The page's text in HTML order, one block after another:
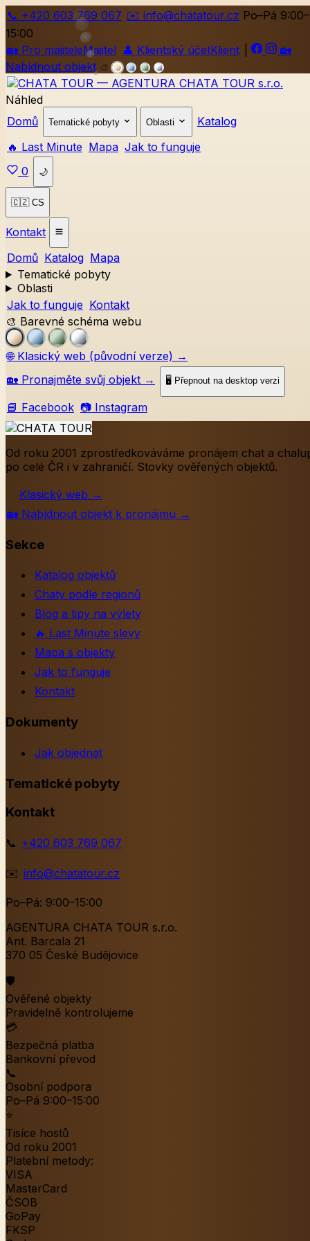
📞 +420 603 769 067 ✉️ info@chatatour.cz Po–Pá 9:00–
15:00
🏡 Pro majiteleMajitel 👤 Klientský účetKlient
🏡
Nabídnout objekt 🎨
Náhled
Domů
Tematické pobyty Oblasti
Katalog
🔥 Last Minute Mapa Jak to funguje
0
🌙
🇨🇿 CS
Kontakt
Domů Katalog Mapa
Tematické pobyty
Oblasti
Jak to funguje Kontakt
🎨 Barevné schéma webu
🌐 Klasický web (původní verze) →
🏡 Pronajměte svůj objekt → 🖥️ Přepnout na desktop verzi
📘 Facebook 📷 Instagram
Od roku 2001 zprostředkováváme pronájem chat a
po celé ČR i v zahraničí. Stovky ověřených objektů.
Klasický web →
🏡 Nabídnout objekt k pronájmu →
Sekce
Katalog objektů
Chaty podle regionů
Blog a tipy na výlety
🔥 Last Minute slevy
Mapa s objekty
Jak to funguje
Kontakt
Dokumenty
Jak objednat
Tematické pobyty
Kontakt
📞 +420 603 769 067
✉️ info@chatatour.cz
Po–Pá: 9:00–15:00
AGENTURA CHATA TOUR s.r.o.
Ant. Barcala 21
370 05 České Budějovice
🛡️
Ověřené objekty
Pravidelně kontrolujeme
💳
Bezpečná platba
Bankovní převod
📞
Osobní podpora
Po–Pá 9:00–15:00
⭐
Tisíce hostů
Od roku 2001
Platební metody:
VISA
MasterCard
ČSOB
GoPay
FKSP